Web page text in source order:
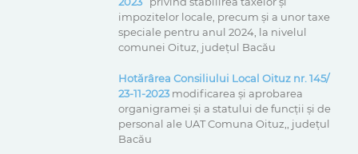
impozitelor locale, precum și a unor taxe
speciale pentru anul 2024, la nivelul
comunei Oituz, județul Bacău
Hotărârea Consiliului Local Oituz nr. 145/
23-11-2023modificarea și aprobarea
organigramei și a statului de funcții și de
personal ale UAT Comuna Oituz,, județul
Bacău